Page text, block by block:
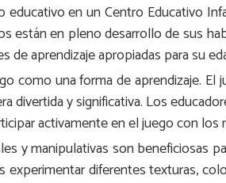
en un Centro Educativo
están en pleno desarrollo de sus
aprendizaje apropiadas para su
como una forma de aprendizaje.
divertida y significativa. Los
activamente en el juego con los
y manipulativas son beneficiosas
diferentes texturas,